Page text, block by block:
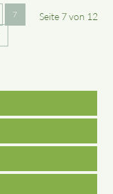
Seite 7 von 12
7